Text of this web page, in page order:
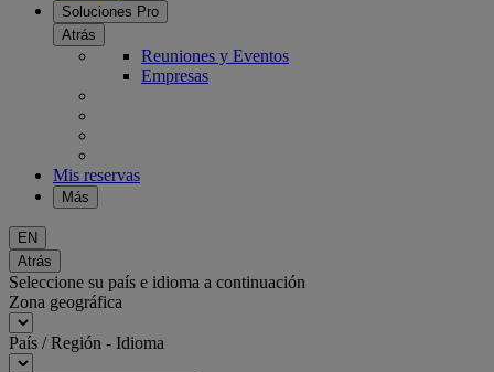
Soluciones Pro
Atrás
Reuniones y Eventos
Empresas
Mis reservas
Más
EN
Atrás
Seleccione su país e idioma a continuación
Zona geográfica
País / Región - Idioma